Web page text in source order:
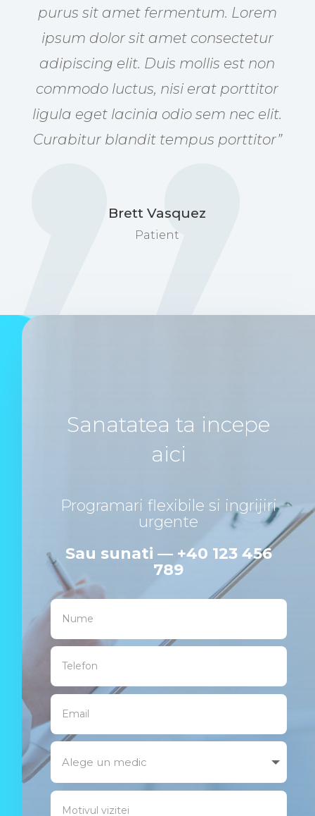
purus sit amet fermentum. Lorem
ipsum dolor sit amet consectetur
adipiscing elit. Duis mollis est non
commodo luctus, nisi erat porttitor
ligula eget lacinia odio sem nec elit.
Curabitur blandit tempus porttitor”
Brett Vasquez
Patient
Sanatatea ta incepe
aici
Programari flexibile si ingrijiri
urgente
Sau sunati — +40 123 456
789